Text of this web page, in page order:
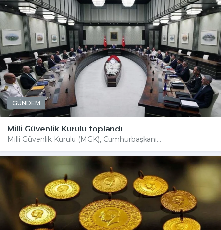
GÜNDEM
Milli Güvenlik Kurulu toplandı
Milli Güvenlik Kurulu (MGK), Cumhurbaşkanı...